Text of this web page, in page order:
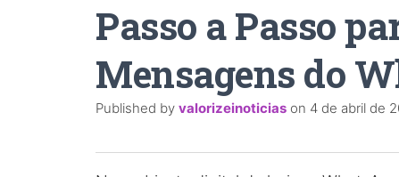
Passo a Passo
Mensagens do
Published by valorizeinoticias on 4 de abril de